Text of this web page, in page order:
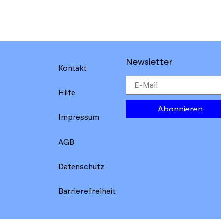
Kontakt
Hilfe
Impressum
AGB
Datenschutz
Barrierefreiheit
Newsletter
Abonnieren